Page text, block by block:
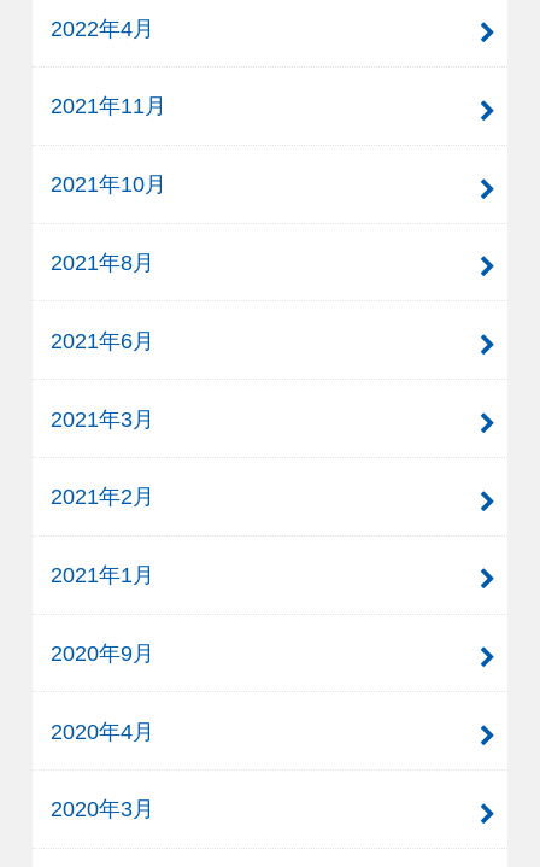
2022年4月
2021年11月
2021年10月
2021年8月
2021年6月
2021年3月
2021年2月
2021年1月
2020年9月
2020年4月
2020年3月